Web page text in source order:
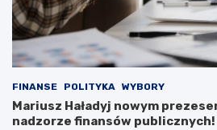
FINANSE POLITYKA WYBORY
Mariusz Haładyj nowym
nadzorze finansów publicznych!